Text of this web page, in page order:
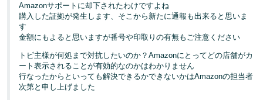
Amazonサポートに却下されたわけですよね
購入した証拠が発生します、そこから新たに通報も出来ると思いま
す
金額にもよると思いますが番号や印取りの有無もご注意ください
トピ主様が何処まで対抗したいのか？Amazonにとってどの店舗がカ
ート表示されることが有効的なのかはわかりません
行なったからといっても解決できるかできないかはAmazonの担当者
次第と申し上げました